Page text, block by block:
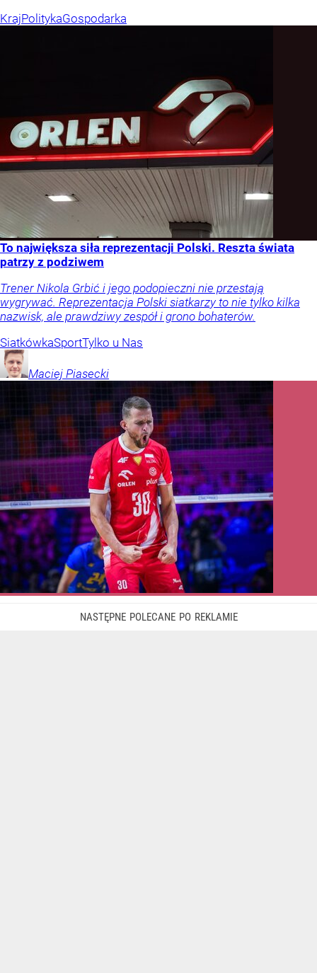
KrajPolitykaGospodarka
To największa siła reprezentacji Polski. Reszta świata
patrzy z podziwem
Trener Nikola Grbić i jego podopieczni nie przestają
wygrywać. Reprezentacja Polski siatkarzy to nie tylko kilka
nazwisk, ale prawdziwy zespół i grono bohaterów.
SiatkówkaSportTylko u Nas
Maciej Piasecki